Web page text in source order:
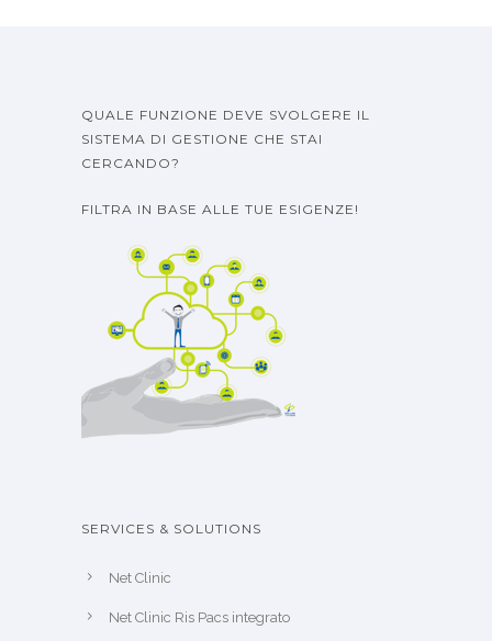
QUALE FUNZIONE DEVE SVOLGERE IL
SISTEMA DI GESTIONE CHE STAI
CERCANDO?
FILTRA IN BASE ALLE TUE ESIGENZE!
SERVICES & SOLUTIONS
Net Clinic
Net Clinic Ris Pacs integrato